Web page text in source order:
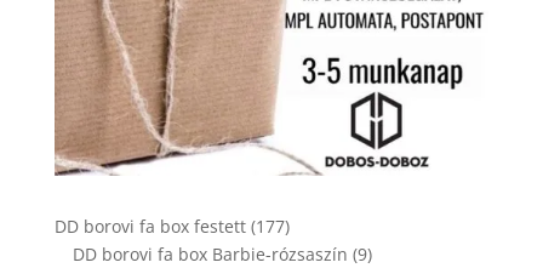
DD borovi fa box festett 177177
termék
DD borovi fa box Barbie-rózsaszín 99